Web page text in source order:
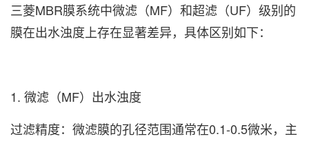
三菱MBR膜系统中微滤（MF）和超滤（UF）级别的
膜在出水浊度上存在显著差异，具体区别如下：
1. ‌微滤（MF）出水浊度‌
‌过滤精度‌：微滤膜的孔径范围通常在0.1-0.5微米，主